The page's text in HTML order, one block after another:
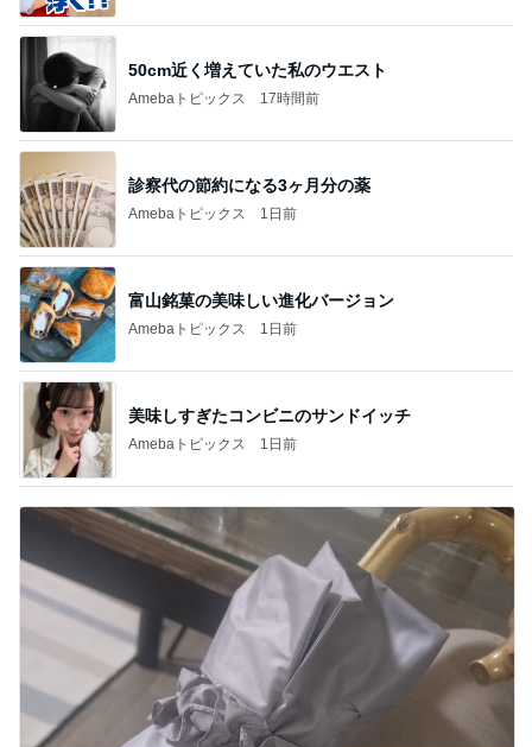
50cm近く増えていた私のウエスト
Amebaトピックス 17時間前
診察代の節約になる3ヶ月分の薬
Amebaトピックス 1日前
富山銘菓の美味しい進化バージョン
Amebaトピックス 1日前
美味しすぎたコンビニのサンドイッチ
Amebaトピックス 1日前